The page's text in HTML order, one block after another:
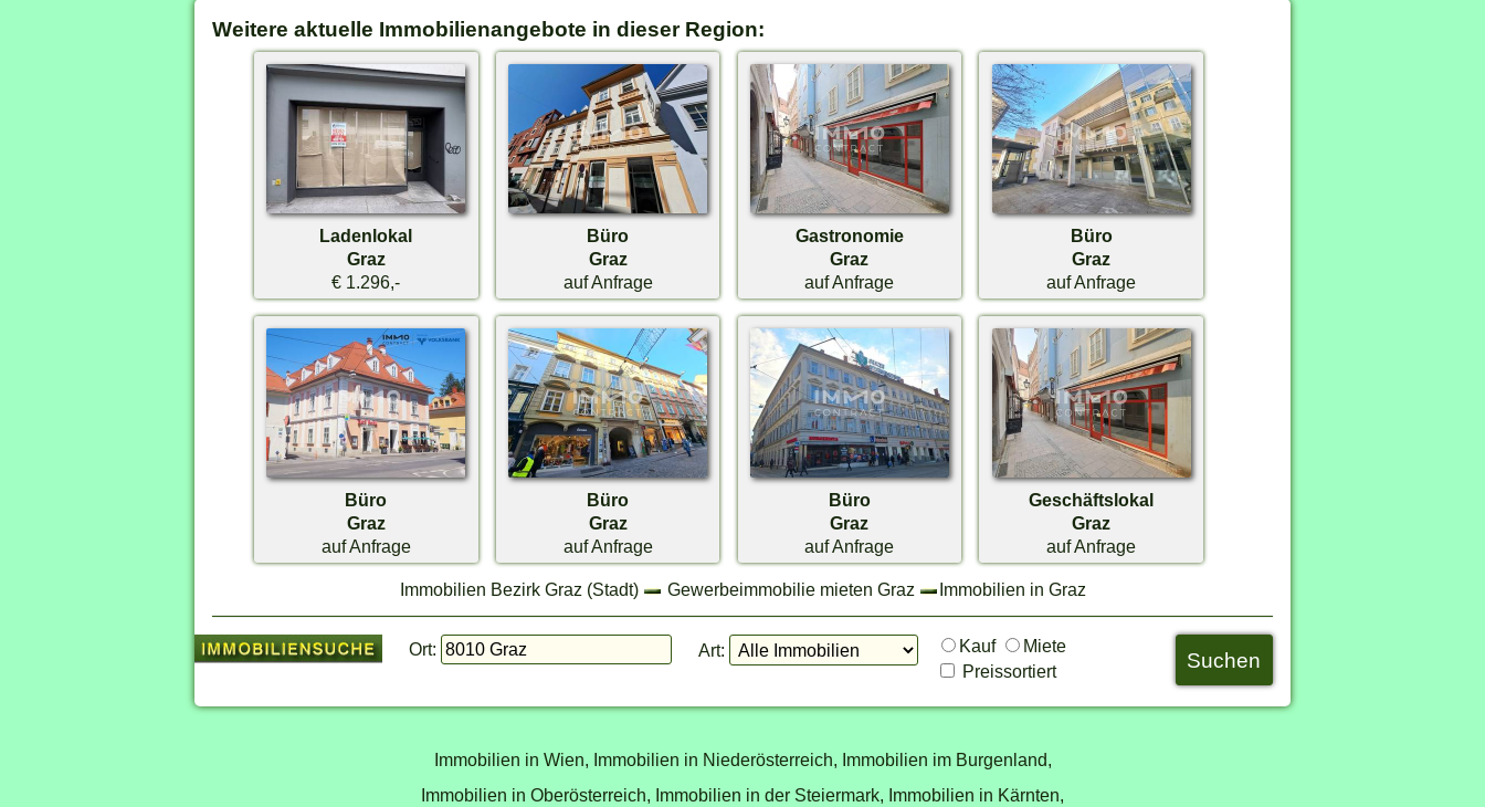
Weitere aktuelle Immobilienangebote in dieser Region:
Ladenlokal
Graz
€ 1.296,-
Büro
Graz
auf Anfrage
Gastronomie
Graz
auf Anfrage
Büro
Graz
auf Anfrage
Büro
Graz
auf Anfrage
Büro
Graz
auf Anfrage
Büro
Graz
auf Anfrage
Geschäftslokal
Graz
auf Anfrage
Immobilien Bezirk Graz (Stadt) Gewerbeimmobilie mieten Graz Immobilien in Graz
Ort: Art: Kauf
Miete
Preissortiert
Immobilien in Wien, Immobilien in Niederösterreich, Immobilien im Burgenland,
Immobilien in Oberösterreich, Immobilien in der Steiermark, Immobilien in Kärnten,